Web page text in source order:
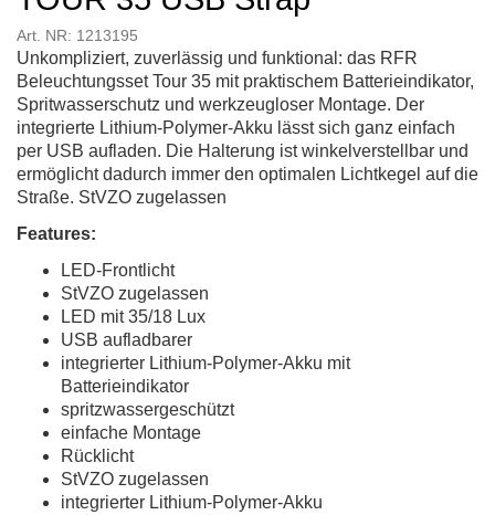
Art. NR: 1213195
Unkompliziert, zuverlässig und funktional: das RFR
Beleuchtungsset Tour 35 mit praktischem Batterieindikator,
Spritwasserschutz und werkzeugloser Montage. Der
integrierte Lithium-Polymer-Akku lässt sich ganz einfach
per USB aufladen. Die Halterung ist winkelverstellbar und
ermöglicht dadurch immer den optimalen Lichtkegel auf die
Straße. StVZO zugelassen
Features:
LED-Frontlicht
StVZO zugelassen
LED mit 35/18 Lux
USB aufladbarer
integrierter Lithium-Polymer-Akku mit
Batterieindikator
spritzwassergeschützt
einfache Montage
Rücklicht
StVZO zugelassen
integrierter Lithium-Polymer-Akku